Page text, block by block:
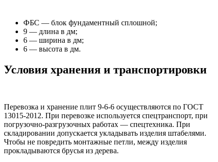
ФБС — блок фундаментный сплошной;
9 — длина в дм;
6 — ширина в дм;
6 — высота в дм.
Условия хранения и транспортировки
Перевозка и хранение плит 9-6-6 осуществляются по ГОСТ
13015-2012. При перевозке используется спецтранспорт, при
погрузочно-разгрузочных работах — спецтехника. При
складировании допускается укладывать изделия штабелями.
Чтобы не повредить монтажные петли, между изделия
прокладываются брусья из дерева.